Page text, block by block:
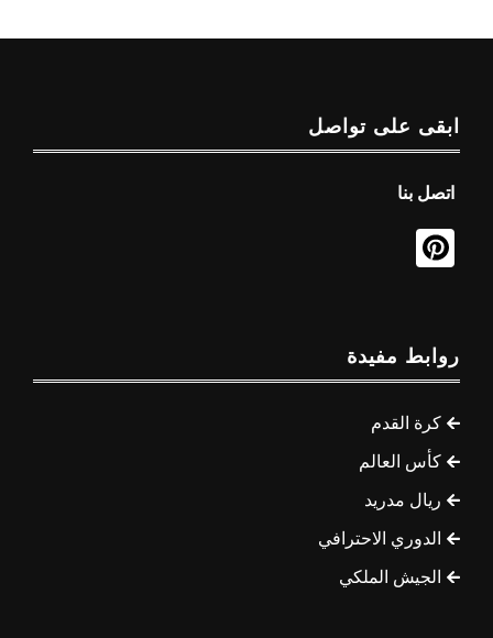
ابقى على تواصل
اتصل بنا
روابط مفيدة
كرة القدم
كأس العالم
ريال مدريد
الدوري الاحترافي
الجيش الملكي